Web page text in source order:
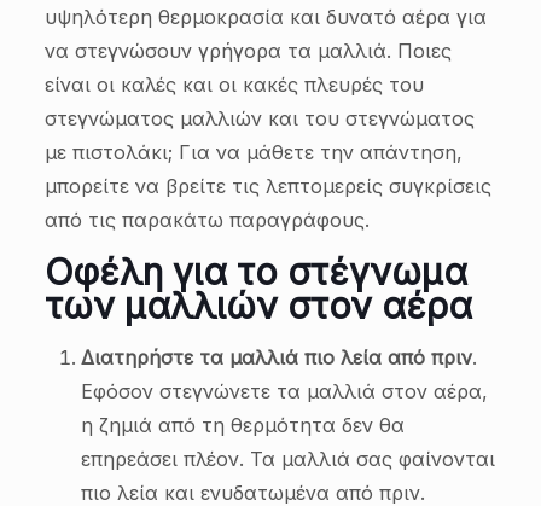
υψηλότερη θερμοκρασία και δυνατό αέρα για
να στεγνώσουν γρήγορα τα μαλλιά. Ποιες
είναι οι καλές και οι κακές πλευρές του
στεγνώματος μαλλιών και του στεγνώματος
με πιστολάκι; Για να μάθετε την απάντηση,
μπορείτε να βρείτε τις λεπτομερείς συγκρίσεις
από τις παρακάτω παραγράφους.
Οφέλη για το στέγνωμα
των μαλλιών στον αέρα
Διατηρήστε τα μαλλιά πιο λεία από πριν.
Εφόσον στεγνώνετε τα μαλλιά στον αέρα,
η ζημιά από τη θερμότητα δεν θα
επηρεάσει πλέον. Τα μαλλιά σας φαίνονται
πιο λεία και ενυδατωμένα από πριν.